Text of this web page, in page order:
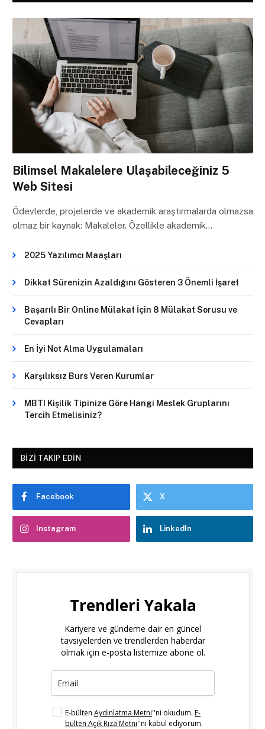
Bilimsel Makalelere Ulaşabileceğiniz 5
Web Sitesi
Ödevlerde, projelerde ve akademik araştırmalarda olmazsa
olmaz bir kaynak: Makaleler. Özellikle akademik…
2025 Yazılımcı Maaşları
Dikkat Sürenizin Azaldığını Gösteren 3 Önemli İşaret
Başarılı Bir Online Mülakat İçin 8 Mülakat Sorusu ve
Cevapları
En İyi Not Alma Uygulamaları
Karşılıksız Burs Veren Kurumlar
MBTI Kişilik Tipinize Göre Hangi Meslek Gruplarını
Tercih Etmelisiniz?
BIZI TAKIP EDIN
Facebook X
Instagram LinkedIn
Trendleri Yakala
Kariyere ve gündeme dair en güncel
tavsiyelerden ve trendlerden haberdar
olmak için e-posta listemize abone ol.
E-bülten Aydınlatma Metni''ni okudum. E-
bülten Açık Rıza Metni''ni kabul ediyorum.